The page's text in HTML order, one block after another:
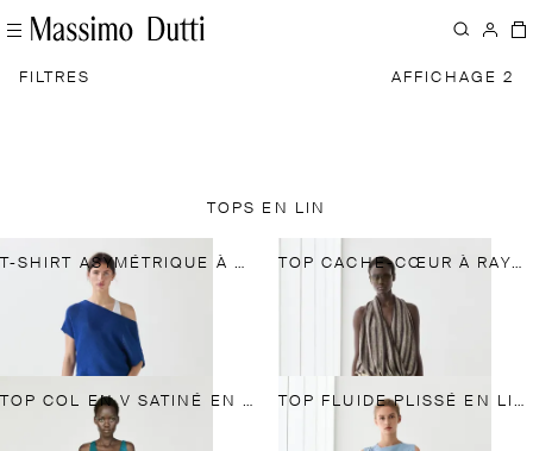
FILTRES AFFICHAGE 2
TOPS EN LIN
T-SHIRT ASYMÉTRIQUE À MANCHES COURTES EN LIN TOP CACHE-CŒUR À RAYURES
TOP COL EN V SATINÉ EN MÉLANGE DE LIN TOP FLUIDE PLISSÉ EN LIN MÉLANGÉ